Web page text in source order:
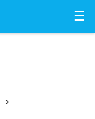
☰
